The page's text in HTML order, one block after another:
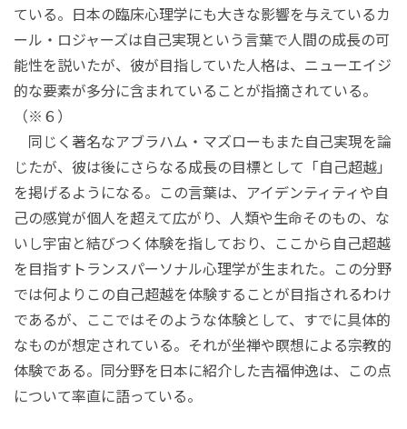
ている。日本の臨床心理学にも大きな影響を与えているカ
ール・ロジャーズは自己実現という言葉で人間の成長の可
能性を説いたが、彼が目指していた人格は、ニューエイジ
的な要素が多分に含まれていることが指摘されている。
（※６）
同じく著名なアブラハム・マズローもまた自己実現を論
じたが、彼は後にさらなる成長の目標として「自己超越」
を掲げるようになる。この言葉は、アイデンティティや自
己の感覚が個人を超えて広がり、人類や生命そのもの、な
いし宇宙と結びつく体験を指しており、ここから自己超越
を目指すトランスパーソナル心理学が生まれた。この分野
では何よりこの自己超越を体験することが目指されるわけ
であるが、ここではそのような体験として、すでに具体的
なものが想定されている。それが坐禅や瞑想による宗教的
体験である。同分野を日本に紹介した吉福伸逸は、この点
について率直に語っている。